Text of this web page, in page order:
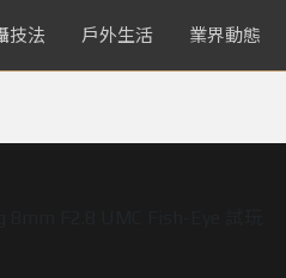
技法 戶外生活 業界動態